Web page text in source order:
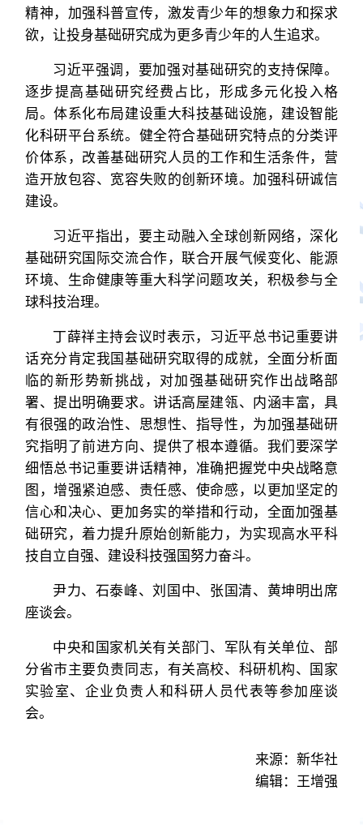
精神，加强科普宣传，激发青少年的想象力和探求
欲，让投身基础研究成为更多青少年的人生追求。
习近平强调，要加强对基础研究的支持保障。
逐步提高基础研究经费占比，形成多元化投入格
局。体系化布局建设重大科技基础设施，建设智能
化科研平台系统。健全符合基础研究特点的分类评
价体系，改善基础研究人员的工作和生活条件，营
造开放包容、宽容失败的创新环境。加强科研诚信
建设。
习近平指出，要主动融入全球创新网络，深化
基础研究国际交流合作，联合开展气候变化、能源
环境、生命健康等重大科学问题攻关，积极参与全
球科技治理。
丁薛祥主持会议时表示，习近平总书记重要讲
话充分肯定我国基础研究取得的成就，全面分析面
临的新形势新挑战，对加强基础研究作出战略部
署、提出明确要求。讲话高屋建瓴、内涵丰富，具
有很强的政治性、思想性、指导性，为加强基础研
究指明了前进方向、提供了根本遵循。我们要深学
细悟总书记重要讲话精神，准确把握党中央战略意
图，增强紧迫感、责任感、使命感，以更加坚定的
信心和决心、更加务实的举措和行动，全面加强基
础研究，着力提升原始创新能力，为实现高水平科
技自立自强、建设科技强国努力奋斗。
尹力、石泰峰、刘国中、张国清、黄坤明出席
座谈会。
中央和国家机关有关部门、军队有关单位、部
分省市主要负责同志，有关高校、科研机构、国家
实验室、企业负责人和科研人员代表等参加座谈
会。
来源：新华社
编辑：王增强